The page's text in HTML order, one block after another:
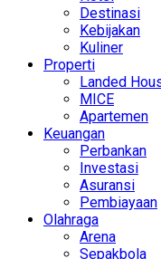
Destinasi
Kebijakan
Kuliner
Properti
Landed
MICE
Apartemen
Keuangan
Perbankan
Investasi
Asuransi
Pembiayaan
Olahraga
Arena
Sepakbola